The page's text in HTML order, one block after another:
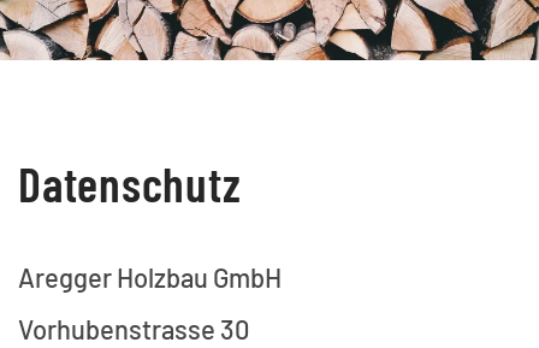
Datenschutz
Aregger Holzbau GmbH
Vorhubenstrasse 30